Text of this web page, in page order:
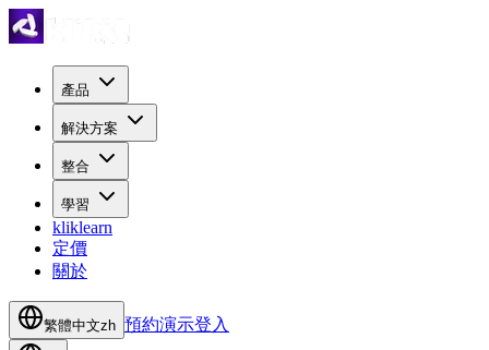
產品
解決方案
整合
學習
kliklearn
定價
關於
繁體中文zh 預約演示登入